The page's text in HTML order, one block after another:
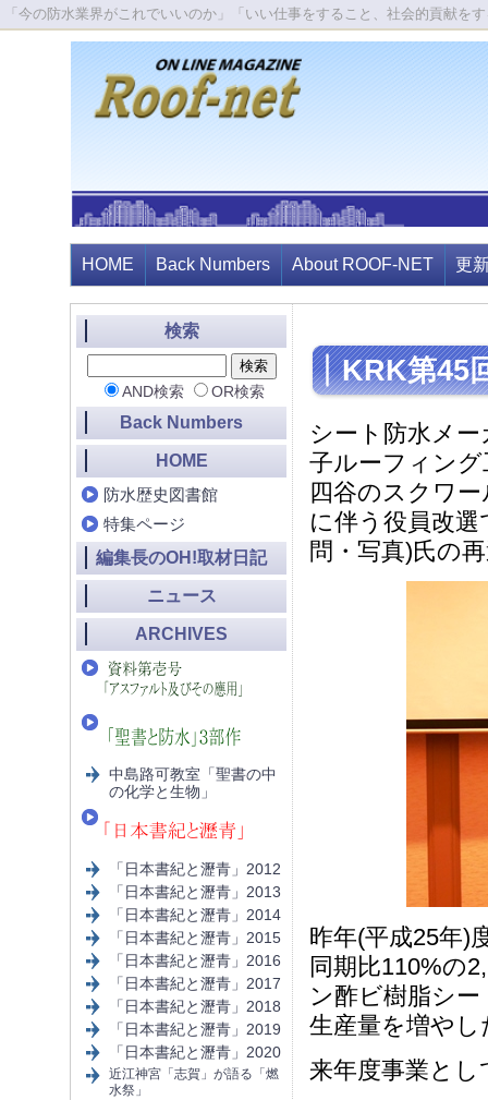
「今の防水業界がこれでいいのか」「いい仕事をすること、社会的貢献
HOME Back Numbers About ROOF-NET 更
KRK第45
シート防水メ
子ルーフィング
四谷のスクワ
に伴う役員改
問・写真)氏の
昨年(平成25年)
同期比110%の
ン酢ビ樹脂シ
生産量を増やし
来年度事業とし
検索
AND検索 OR検索
Back Numbers
HOME
防水歴史図書館
特集ページ
編集長のOH!取材日記
ニュース
ARCHIVES
中島路可教室「聖書の中
の化学と生物」
「日本書紀と瀝青」2012
「日本書紀と瀝青」2013
「日本書紀と瀝青」2014
「日本書紀と瀝青」2015
「日本書紀と瀝青」2016
「日本書紀と瀝青」2017
「日本書紀と瀝青」2018
「日本書紀と瀝青」2019
「日本書紀と瀝青」2020
近江神宮「志賀」が語る「燃
水祭」